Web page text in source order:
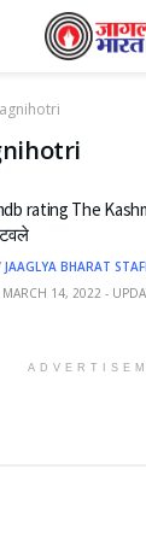
rating The
JAAGLYA BHARAT
MARCH 14, 2022 -